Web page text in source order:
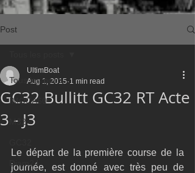
Post
Tous les posts
IMOCA60
M32
Diam24
GC32 Bullitt GC32 RT Acte
3 - J3
UltimBoat
Aug 1, 2015 1 min read
Le départ de la première course de la
journée, est donné avec très peu de